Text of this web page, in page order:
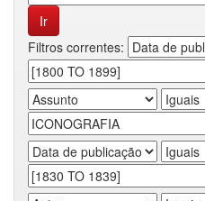
Filtros correntes: